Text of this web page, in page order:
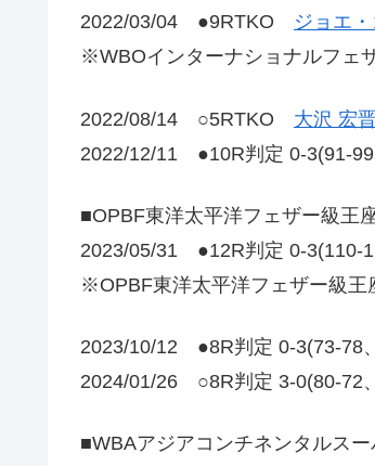
2022/03/04 ●9RTKO ジョエ
※WBOインターナショナルフェ
2022/08/14 ○5RTKO 大沢 宏
2022/12/11 ●10R判定 0-3(91-
■OPBF東洋太平洋フェザー級王
2023/05/31 ●12R判定 0-3(110-
※OPBF東洋太平洋フェザー級王
2023/10/12 ●8R判定 0-3(73-78
2024/01/26 ○8R判定 3-0(80-72
■WBAアジアコンチネンタルス